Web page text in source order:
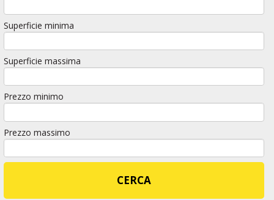
Superficie minima
Superficie massima
Prezzo minimo
Prezzo massimo